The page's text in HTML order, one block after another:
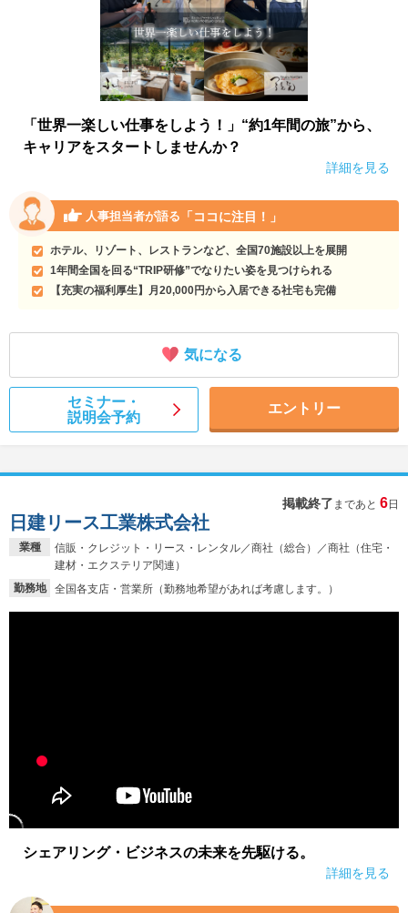
「世界一楽しい仕事をしよう！」“約1年間の旅”から、
キャリアをスタートしませんか？
詳細を見る
人事担当者が語る 「ココに注目！」
ホテル、リゾート、レストランなど、全国70施設以上を展開
1年間全国を回る“TRIP研修”でなりたい姿を見つけられる
【充実の福利厚生】月20,000円から入居できる社宅も完備
気になる
セミナー・
説明会予約
エントリー
掲載終了 まであと 6日
業種
信販・クレジット・リース・レンタル／商社（総合）／商社（住宅・
建材・エクステリア関連）
勤務地
全国各支店・営業所（勤務地希望があれば考慮します。）
日建リース工業株式会社
シェアリング・ビジネスの未来を先駆ける。
詳細を見る